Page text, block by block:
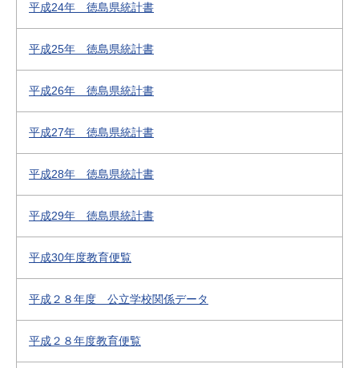
平成24年 徳島県統計書
平成25年 徳島県統計書
平成26年 徳島県統計書
平成27年 徳島県統計書
平成28年 徳島県統計書
平成29年 徳島県統計書
平成30年度教育便覧
平成２８年度 公立学校関係データ
平成２８年度教育便覧